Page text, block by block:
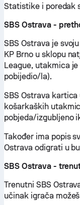
Statistike i poredak
SBS Ostrava -
SBS Ostrava je
KP Brno u sklopu
League, utakmica
pobijedio/la).
SBS Ostrava
košarkaških
pobjeda/izgubljeno
Također ima popis
Ostrava odigrati u
SBS Ostrava -
Trenutni SBS
učinak igrača